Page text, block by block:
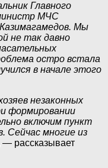
Главного
МЧС
Мы
не так давно
остро встала
в начале этого
незаконных
формировании
включим пункт
Сейчас многие из
— рассказывает